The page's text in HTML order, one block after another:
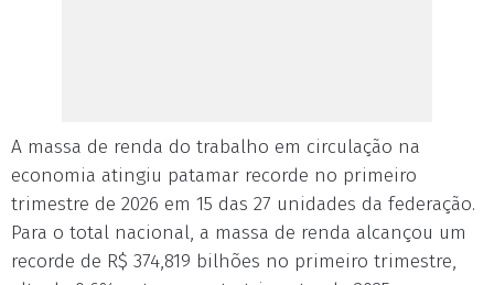
A massa de renda do trabalho em circulação na
economia atingiu patamar recorde no primeiro
trimestre de 2026 em 15 das 27 unidades da federação.
Para o total nacional, a massa de renda alcançou um
recorde de R$ 374,819 bilhões no primeiro trimestre,